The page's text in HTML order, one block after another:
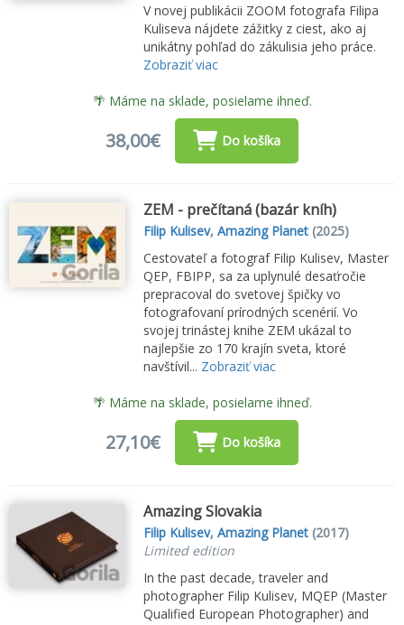
V novej publikácii ZOOM fotografa Filipa
Kuliseva nájdete zážitky z ciest, ako aj
unikátny pohľad do zákulisia jeho práce.
Zobraziť viac
🌴 Máme na sklade, posielame ihneď.
38,00€ Do košíka
ZEM - prečítaná (bazár kníh)
Filip Kulisev,Amazing Planet (2025)
Cestovateľ a fotograf Filip Kulisev, Master
QEP, FBIPP, sa za uplynulé desaťročie
prepracoval do svetovej špičky vo
fotografovaní prírodných scenérií. Vo
svojej trinástej knihe ZEM ukázal to
najlepšie zo 170 krajín sveta, ktoré
navštívil... Zobraziť viac
🌴 Máme na sklade, posielame ihneď.
27,10€ Do košíka
Amazing Slovakia
Filip Kulisev,Amazing Planet (2017)
Limited edition
In the past decade, traveler and
photographer Filip Kulisev, MQEP (Master
Qualified European Photographer) and